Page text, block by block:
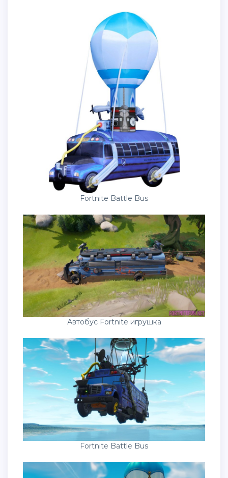
Fortnite Battle Bus
Автобус Fortnite игрушка
Fortnite Battle Bus